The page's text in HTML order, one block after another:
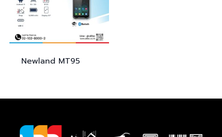
Newland MT95